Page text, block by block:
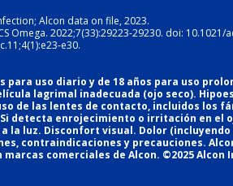
Alcon data on file, 2023.
Omega. 2022;7(33):29223-29230. doi: 10.1021/
e30.
para uso diario y de 18 años para uso
lagrimal inadecuada (ojo seco).
de las lentes de contacto, incluidos los
detecta enrojecimiento o irritación en el
la luz. Disconfort visual. Dolor (incluyendo
contraindicaciones y precauciones. Alcon,
comerciales de Alcon. ©2025 Alcon